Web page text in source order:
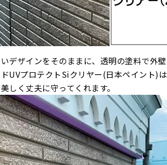
デザインをそのままに、透明の塗料で外壁
UVプロテクトSiクリヤー(日本ペイント)
しく丈夫に守ってくれます。